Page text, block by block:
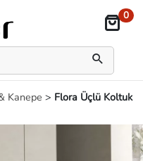
0
Kanepe > Flora Üçlü Koltuk